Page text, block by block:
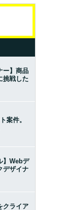
ー】商品
挑戦した
案件。
】Webデ
デザイナ
クライア